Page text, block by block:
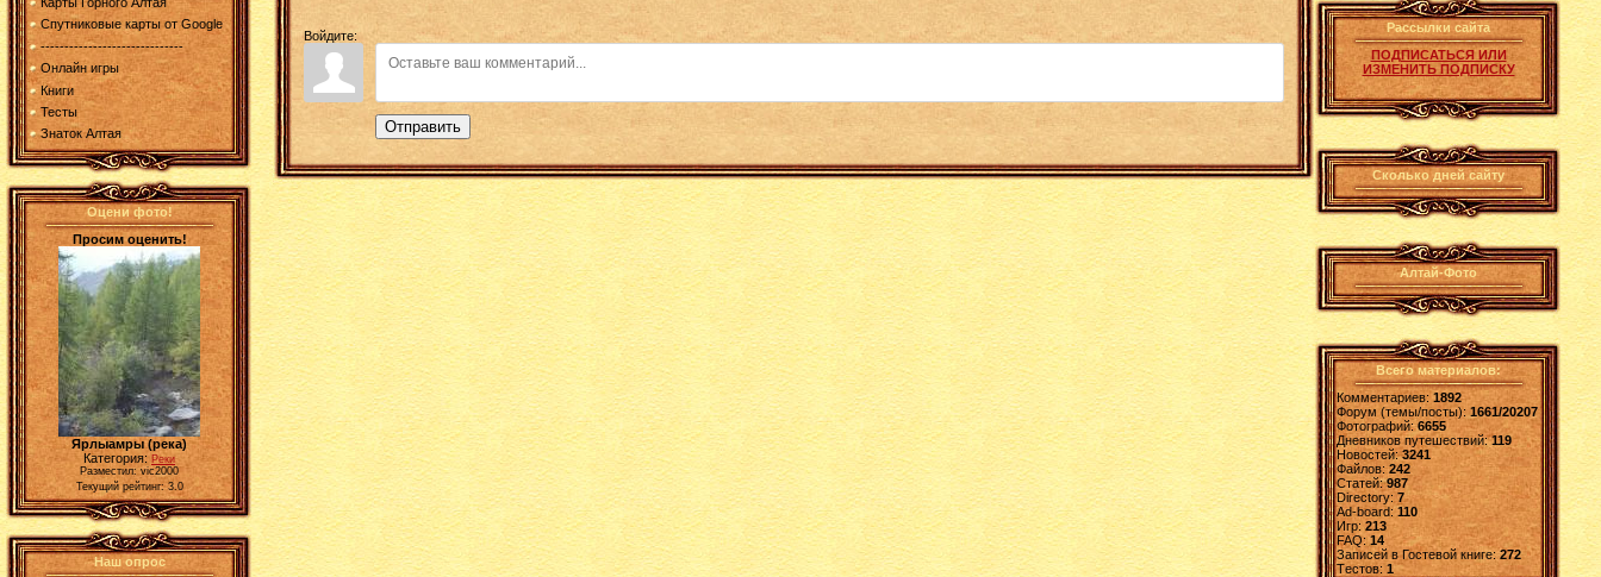
Спутниковые карты от Google
------------------------------
Онлайн игры
Книги
Тесты
Знаток Алтая
Оцени фото!
Просим оценить!
Ярлыамры (река)
Категория: Реки
Разместил: vic2000
Текущий рейтинг: 3.0
Наш опрос
Войдите:
Отправить
Рассылки сайта
ПОДПИСАТЬСЯ ИЛИ
ИЗМЕНИТЬ ПОДПИСКУ
Сколько дней сайту
Алтай-Фото
Всего материалов:
Комментариев: 1892
Форум (темы/посты):1661/20207
Фотографий:6655
Дневников путешествий:119
Новостей:3241
Файлов: 242
Статей:987
Directory: 7
Ad-board:110
Игр: 213
FAQ:14
Записей в Гостевой книге:272
Tестов: 1